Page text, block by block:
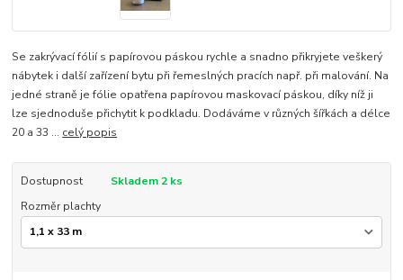
Se zakrývací fólií s papírovou páskou rychle a snadno přikryjete veškerý
nábytek i další zařízení bytu při řemeslných pracích např. při malování. Na
jedné straně je fólie opatřena papírovou maskovací páskou, díky níž ji
lze sjednoduše přichytit k podkladu. Dodáváme v různých šířkách a délce
20 a 33 ... celý popis
Dostupnost
Skladem 2 ks
Rozměr plachty